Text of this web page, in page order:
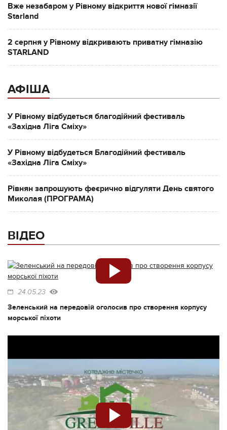
Вже незабаром у Рівному відкриття нової гімназії
Starland
2 серпня у Рівному відкривають приватну гімназію
STARLAND
АФІША
У Рівному відбудеться благодійний фестиваль
«Західна Ліга Сміху»
У Рівному відбудеться Благодійний фестиваль
«Західна Ліга Сміху»
Рівнян запрошують феєрично відгуляти День святого
Миколая (ПРОГРАМА)
ВІДЕО
24.05.23
Зеленський на передовій оголосив про створення корпусу
морської піхоти